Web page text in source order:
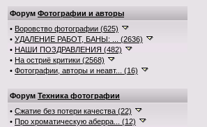
Форум Фотографии и авторы
• Воровство фотографии (625)
• УДАЛЕНИЕ РАБОТ, БАНЫ: ... (2636)
• НАШИ ПОЗДРАВЛЕНИЯ (482)
• На остриё критики (2568)
• Фотографии, авторы и неавт... (16)
Форум Техника фотографии
• Сжатие без потери качества (22)
• Про хроматическую аберра... (12)